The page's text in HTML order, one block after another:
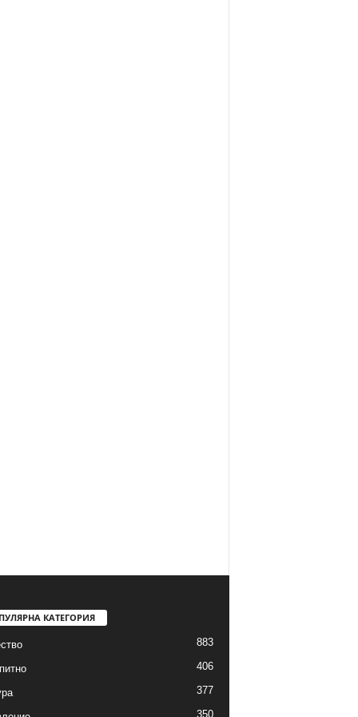
КАТЕГОРИЯ
883
406
377
350